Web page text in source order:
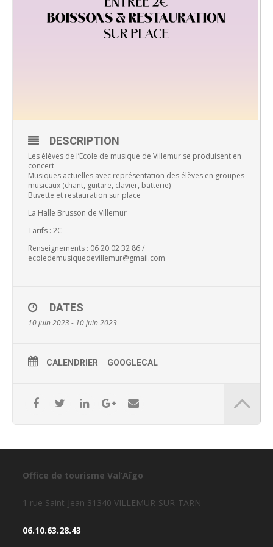
DESCRIPTION
Les élèves de l’Ecole de musique de Villemur se produisent en
concert
Musiques actuelles avec représentation des élèves en groupes
musicaux (chant, guitare, clavier, batterie)
Buvette et restauration sur place
La Halle Brusson de Villemur
Tarifs : 2€
Renseignements : 06 20 02 32 86 /
ecoledemusiquedevillemur@gmail.com
DATES
10 juin 2023 - 10 juin 2023
CALENDRIER GOOGLECAL
Office de tourisme Val’Aïgo
1 rue Saint-Jean 31340 VILLEMUR-SUR-TARN
06.10.63.28.43